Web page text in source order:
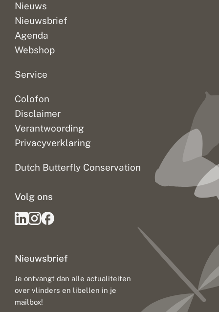
Nieuws
Nieuwsbrief
Agenda
Webshop
Service
Colofon
Disclaimer
Verantwoording
Privacyverklaring
Dutch Butterfly Conservation
Nieuwsbrief
Je ontvangt dan alle actualiteiten
over vlinders en libellen in je
mailbox!
Volg ons